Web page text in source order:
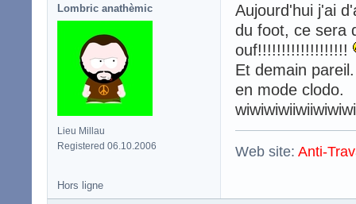
Lombric anathèmic
Lieu Millau
Registered 06.10.2006
Aujourd'hui j'ai
du foot, ce sera
ouf!!!!!!!!!!!!!!!!!!!
Et demain
en mode clodo.
Web site: Anti-
Hors ligne